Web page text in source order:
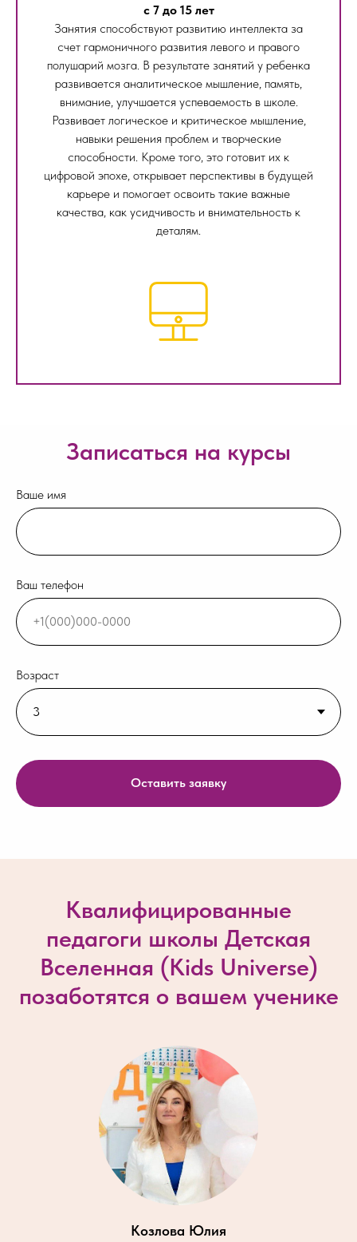
c 7 до 15 лет
Занятия способствуют развитию интеллекта за
счет гармоничного развития левого и правого
полушарий мозга. В результате занятий у ребенка
развивается аналитическое мышление, память,
внимание, улучшается успеваемость в школе.
Развивает логическое и критическое мышление,
навыки решения проблем и творческие
способности. Кроме того, это готовит их к
цифровой эпохе, открывает перспективы в будущей
карьере и помогает освоить такие важные
качества, как усидчивость и внимательность к
деталям.
Записаться на курсы
Ваше имя
Ваш телефон
Возраст
Оставить заявку
Квалифицированные
педагоги школы Детская
Вселенная (Kids Universe)
позаботятся о вашем ученике
Козлова Юлия